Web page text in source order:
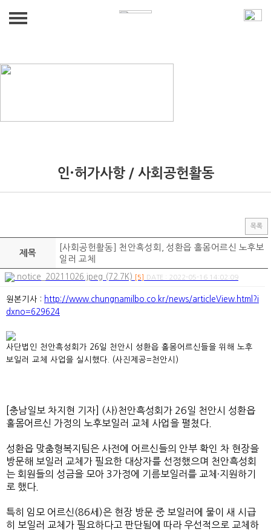
인재파견/아웃소싱
사업 및 관리실적
인·허가사항 / 사회공헌활동
목록
제목
[사회공헌활동] 천안흑성회, 성환읍 홀몸어르신 노후보
일러 교체
notice_20211026.jpeg (72.7K) [5] DATE : 2022-05-16 14:02:09
원본기사 : http://www.chungnamilbo.co.kr/news/articleView.html?i
dxno=629624
사단법인 천안흑성회가 26일 천안시 성환읍 홀몸어르신들을 위해 노후
보일러 교체 사업을 실시했다. (사진제공=천안시)
[충남일보 차지현 기자] (사)천안흑성회가 26일 천안시 성환읍
홀몸어르신 가정의 노후보일러 교체 사업을 펼쳤다.
성환읍 맞춤형복지팀은 사전에 어르신들의 안부 확인 차 현장을
방문해 보일러 교체가 필요한 대상자를 선정했으며 천안흑성회
는 회원들의 성금을 모아 3가정에 기름보일러를 교체·지원하기
로 했다.
특히 임모 어르신(86세)은 현장 방문 중 보일러에 물이 새 시급
히 보일러 교체가 필요하다고 판단됨에 따라 우선적으로 교체하